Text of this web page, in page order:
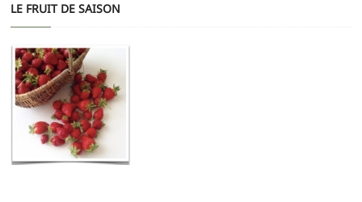
LE FRUIT DE SAISON